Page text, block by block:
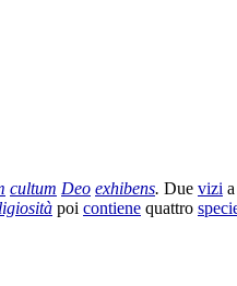
cultum Deo exhibens. Due vizi
poi contiene quattro